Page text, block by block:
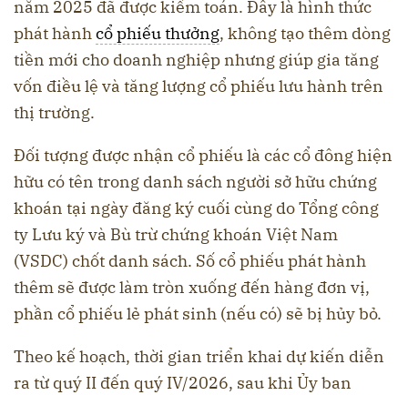
năm 2025 đã được kiểm toán. Đây là hình thức
phát hànhcổ phiếu thưởng, không tạo thêm dòng
tiền mới cho doanh nghiệp nhưng giúp gia tăng
vốn điều lệ và tăng lượng cổ phiếu lưu hành trên
thị trường.
Đối tượng được nhận cổ phiếu là các cổ đông hiện
hữu có tên trong danh sách người sở hữu chứng
khoán tại ngày đăng ký cuối cùng do Tổng công
ty Lưu ký và Bù trừ chứng khoán Việt Nam
(VSDC) chốt danh sách. Số cổ phiếu phát hành
thêm sẽ được làm tròn xuống đến hàng đơn vị,
phần cổ phiếu lẻ phát sinh (nếu có) sẽ bị hủy bỏ.
Theo kế hoạch, thời gian triển khai dự kiến diễn
ra từ quý II đến quý IV/2026, sau khi Ủy ban